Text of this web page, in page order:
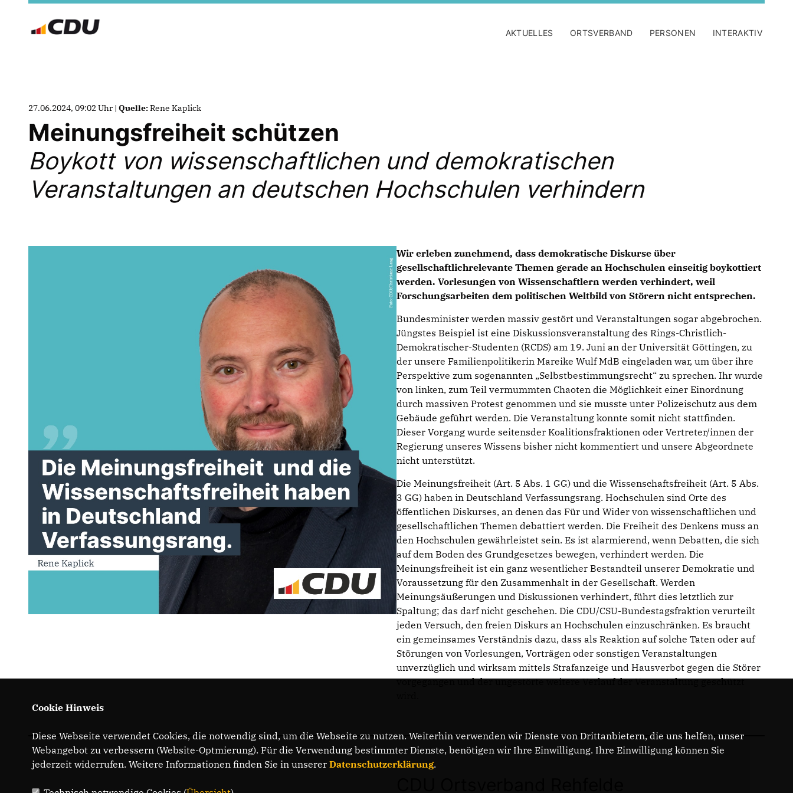
AKTUELLES ORTSVERBAND PERSONEN INTERAKTIV
27.06.2024, 09:02 Uhr | Quelle:Rene Kaplick
Meinungsfreiheit schützen
Boykott von wissenschaftlichen und demokratischen
Veranstaltungen an deutschen Hochschulen verhindern
Wir erleben zunehmend, dass demokratische Diskurse über
gesellschaftlichrelevante Themen gerade an Hochschulen einseitig boykottiert
werden. Vorlesungen von Wissenschaftlern werden verhindert, weil
Forschungsarbeiten dem politischen Weltbild von Störern nicht entsprechen.
Bundesminister werden massiv gestört und Veranstaltungen sogar abgebrochen.
Jüngstes Beispiel ist eine Diskussionsveranstaltung des Rings-Christlich-
Demokratischer-Studenten (RCDS) am 19. Juni an der Universität Göttingen, zu
der unsere Familienpolitikerin Mareike Wulf MdB eingeladen war, um über ihre
Perspektive zum sogenannten „Selbstbestimmungsrecht“ zu sprechen. Ihr wurde
von linken, zum Teil vermummten Chaoten die Möglichkeit einer Einordnung
durch massiven Protest genommen und sie musste unter Polizeischutz aus dem
Gebäude geführt werden. Die Veranstaltung konnte somit nicht stattfinden.
Dieser Vorgang wurde seitensder Koalitionsfraktionen oder Vertreter/innen der
Regierung unseres Wissens bisher nicht kommentiert und unsere Abgeordnete
nicht unterstützt.
Die Meinungsfreiheit (Art. 5 Abs. 1 GG) und die Wissenschaftsfreiheit (Art. 5 Abs.
3 GG) haben in Deutschland Verfassungsrang. Hochschulen sind Orte des
öffentlichen Diskurses, an denen das Für und Wider von wissenschaftlichen und
gesellschaftlichen Themen debattiert werden. Die Freiheit des Denkens muss an
den Hochschulen gewährleistet sein. Es ist alarmierend, wenn Debatten, die sich
auf dem Boden des Grundgesetzes bewegen, verhindert werden. Die
Meinungsfreiheit ist ein ganz wesentlicher Bestandteil unserer Demokratie und
Voraussetzung für den Zusammenhalt in der Gesellschaft. Werden
Meinungsäußerungen und Diskussionen verhindert, führt dies letztlich zur
Spaltung; das darf nicht geschehen. Die CDU/CSU-Bundestagsfraktion verurteilt
jeden Versuch, den freien Diskurs an Hochschulen einzuschränken. Es braucht
ein gemeinsames Verständnis dazu, dass als Reaktion auf solche Taten oder auf
Störungen von Vorlesungen, Vorträgen oder sonstigen Veranstaltungen
unverzüglich und wirksam mittels Strafanzeige und Hausverbot gegen die Störer
vorgegangen und der ungestörte weitere Verlauf der Veranstaltung geschützt
Cookie Hinweis
Diese Webseite verwendet Cookies, die notwendig sind, um die Webseite zu nutzen. Weiterhin verwenden wir Dienste von Drittanbietern, die uns helfen, unser
Webangebot zu verbessern (Website-Optmierung). Für die Verwendung bestimmter Dienste, benötigen wir Ihre Einwilligung. Ihre Einwilligung können Sie
jederzeit widerrufen. Weitere Informationen finden Sie in unserer Datenschutzerklärung.